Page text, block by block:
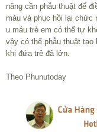
năng cần phẫu thuật để
máu và phục hồi lại chức
u máu trẻ em có thể tự
vậy có thể phẫu thuật
khi đứa trẻ đã lớn.
Theo Phunutoday